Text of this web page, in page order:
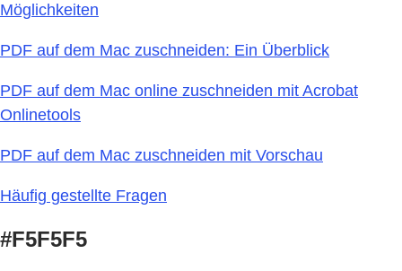
Möglichkeiten
PDF auf dem Mac zuschneiden: Ein Überblick
PDF auf dem Mac online zuschneiden mit Acrobat
Onlinetools
PDF auf dem Mac zuschneiden mit Vorschau
Häufig gestellte Fragen
#F5F5F5